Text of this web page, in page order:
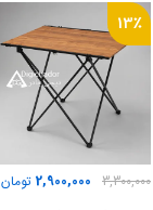
12٪
1,750,000
1,550,000 تومان